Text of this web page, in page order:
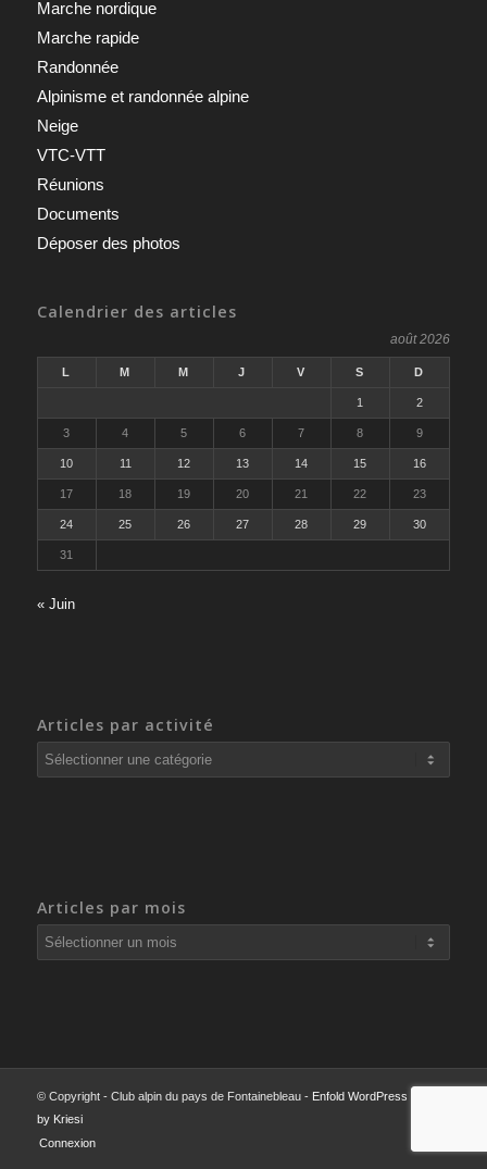
Marche nordique
Marche rapide
Randonnée
Alpinisme et randonnée alpine
Neige
VTC-VTT
Réunions
Documents
Déposer des photos
Calendrier des articles
août 2026
L M M J V S D
1 2
3 4 5 6 7 8 9
10 11 12 13 14 15 16
17 18 19 20 21 22 23
24 25 26 27 28 29 30
31
« Juin
Articles par activité
Articles
par
Articles par mois
© Copyright - Club alpin du pays de Fontainebleau - Enfold WordPress Theme
by Kriesi
Connexion